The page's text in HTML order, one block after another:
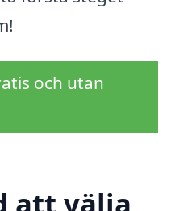
och utan
att välja